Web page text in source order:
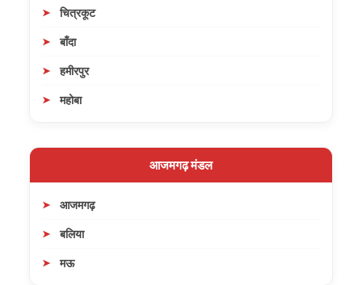
चित्रकूट
बाँदा
हमीरपुर
महोबा
आजमगढ़ मंडल
आजमगढ़
बलिया
मऊ